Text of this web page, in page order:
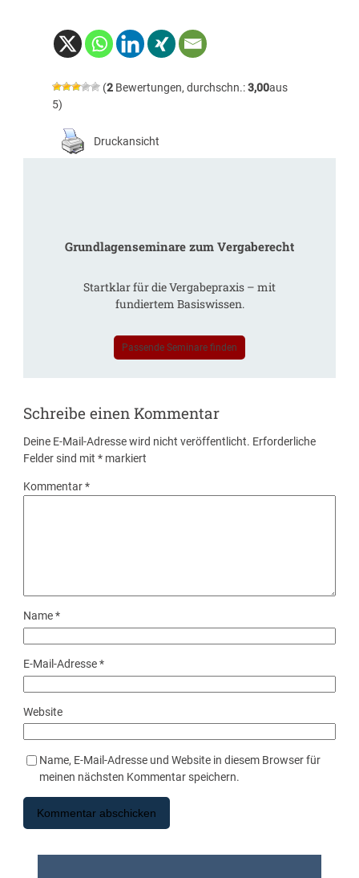
(2Bewertungen, durchschn.:3,00aus
5)
Druckansicht
Grundlagenseminare zum Vergaberecht
Startklar für die Vergabepraxis – mit
fundiertem Basiswissen.
Passende Seminare finden
Schreibe einen Kommentar
Deine E-Mail-Adresse wird nicht veröffentlicht. Erforderliche
Felder sind mit* markiert
Kommentar*
Name*
E-Mail-Adresse*
Website
Name, E-Mail-Adresse und Website in diesem Browser für
meinen nächsten Kommentar speichern.